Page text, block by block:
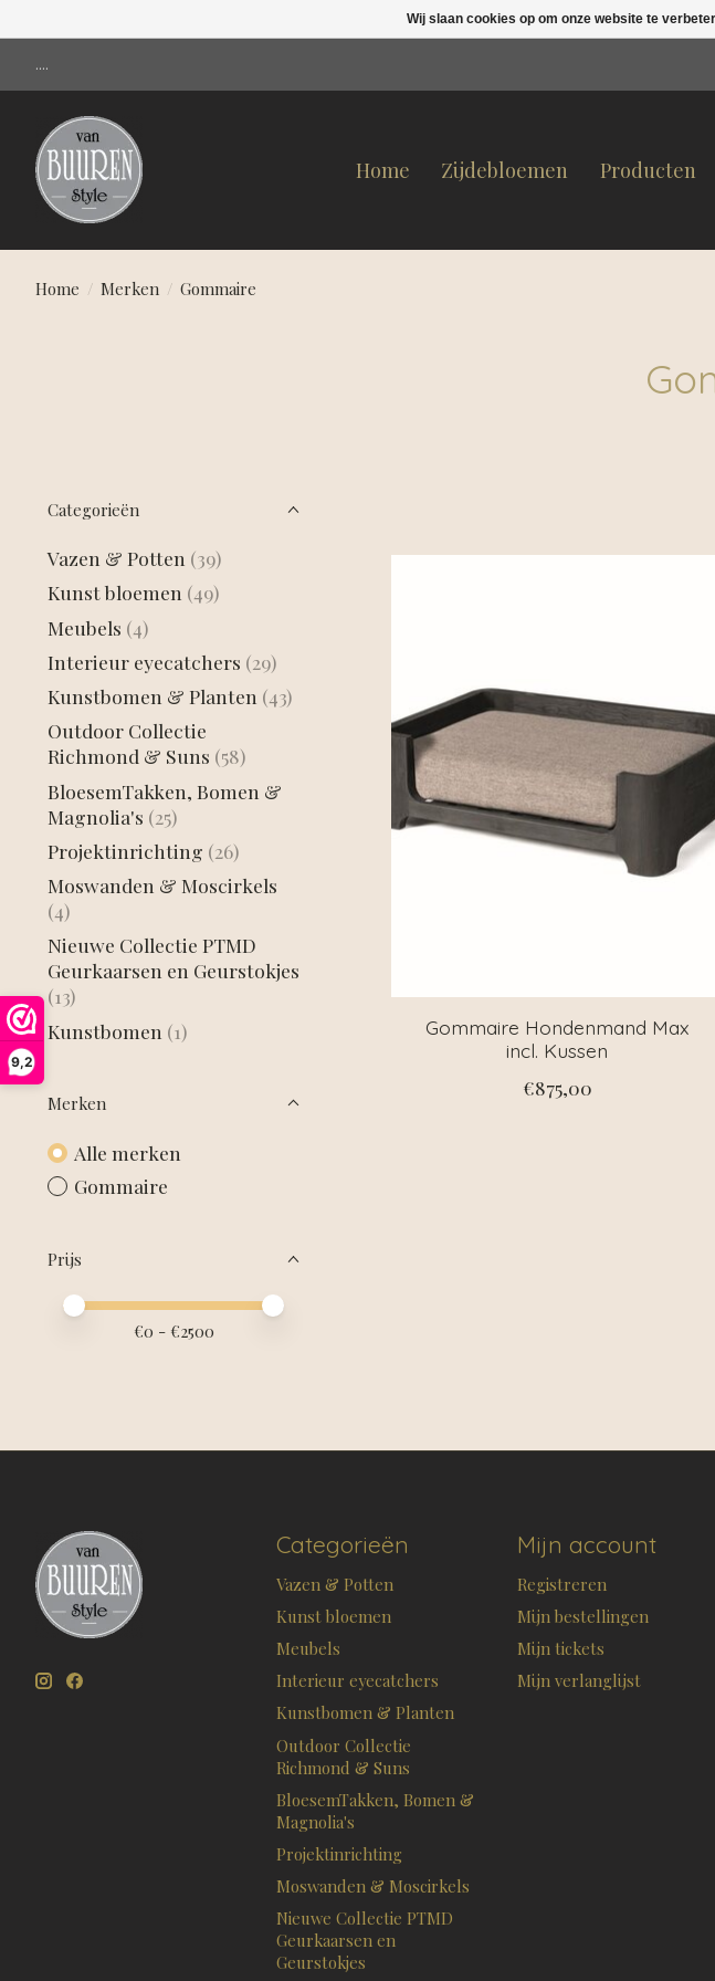
9,2
....
Home Zijdebloemen Producten
Home / Merken / Gommaire
Categorieën
Vazen & Potten (39)
Kunst bloemen (49)
Meubels (4)
Interieur eyecatchers (29)
Kunstbomen & Planten (43)
Outdoor Collectie
Richmond & Suns (58)
BloesemTakken, Bomen &
Magnolia's (25)
Projektinrichting (26)
Moswanden & Moscirkels
(4)
Nieuwe Collectie PTMD
Geurkaarsen en Geurstokjes
(13)
Kunstbomen (1)
Merken
Alle merken
Gommaire
Prijs
Minimale prijswaarde
Price maximum value
€0 - €2500
Gommaire Hondenmand Max
incl. Kussen
€875,00
Categorieën
Vazen & Potten
Kunst bloemen
Meubels
Interieur eyecatchers
Kunstbomen & Planten
Outdoor Collectie
Richmond & Suns
BloesemTakken, Bomen &
Magnolia's
Projektinrichting
Moswanden & Moscirkels
Nieuwe Collectie PTMD
Geurkaarsen en
Geurstokjes
Mijn account
Registreren
Mijn bestellingen
Mijn tickets
Mijn verlanglijst
Wij slaan cookies op om onze website te